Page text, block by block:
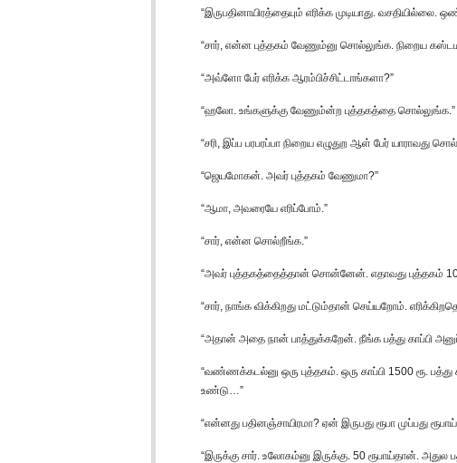
“இருபதினாயிரத்தையும் எரிக்க முடியாது.
“சார், என்ன புத்தகம் வேணும்னு சொல்லுங்க. நிறைய
“அவ்ளோ பேர் எரிக்க ஆரம்பிச்சிட்டாங்களா?”
“ஹலோ. உங்களுக்கு வேணும்ன்ற புத்தகத்தை சொல்லுங்க.”
“சரி, இப்ப பரபரப்பா நிறைய எழுதுற ஆள் பேர் யாராவது
“ஜெயமோகன். அவர் புத்தகம் வேணுமா?”
“ஆமா, அவரையே எரிப்போம்.”
“சார், என்ன சொல்றீங்க.”
“அவர் புத்தகத்தைத்தான் சொன்னேன். எதாவது புத்தகம் 10
“சார், நாங்க விக்கிறது மட்டும்தான் செய்யறோம்.
“அதான் அதை நான் பாத்துக்கறேன். நீங்க பத்து காப்பி
“வண்ணக்கடல்னு ஒரு புத்தகம். ஒரு காப்பி 1500 ரூ. பத்து
உண்டு…”
“என்னது பதினஞ்சாயிரமா? ஏன் இருபது ரூபா முப்பது
“இருக்கு சார். உலோகம்னு இருக்கு. 50 ரூபாய்தான். அதுல